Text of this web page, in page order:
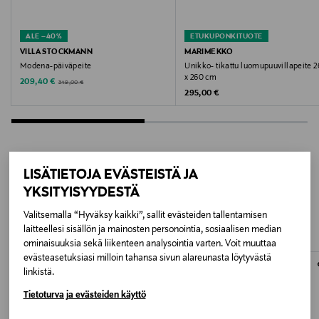
LISÄTIETOJA EVÄSTEISTÄ JA
YKSITYISYYDESTÄ
Valitsemalla “Hyväksy kaikki”, sallit evästeiden tallentamisen
laitteellesi sisällön ja mainosten personointia, sosiaalisen median
ominaisuuksia sekä liikenteen analysointia varten. Voit muuttaa
evästeasetuksiasi milloin tahansa sivun alareunasta löytyvästä
linkistä.
Tietoturva ja evästeiden käyttö
Koko
180 x 260 cm
Valmistusmaa
VP7177004402
KAVE HOME S.L.U.
Valmistajan osoite
ALE –40%
VILLA STOCKMANN
Modena-päiväpeite
Discounted Price
209,40 € Original Price
349,00 €
ETUKUPONKITUOTE
MARIMEKKO
Unikko- tikattu luomupuuvillapeite
x 260 cm
Original Price
295,00 €
LISÄÄ KIINNOSTAVIA
TUOTTEITA
ONLINE EXCLUSIVE ONLINE EXCLUSIVE